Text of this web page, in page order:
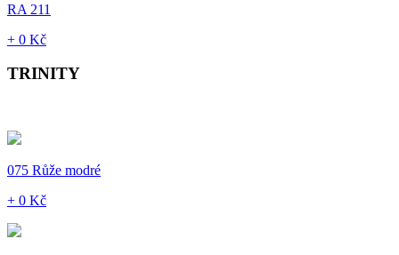
RA 211
+ 0 Kč
TRINITY
075 Růže modré
+ 0 Kč